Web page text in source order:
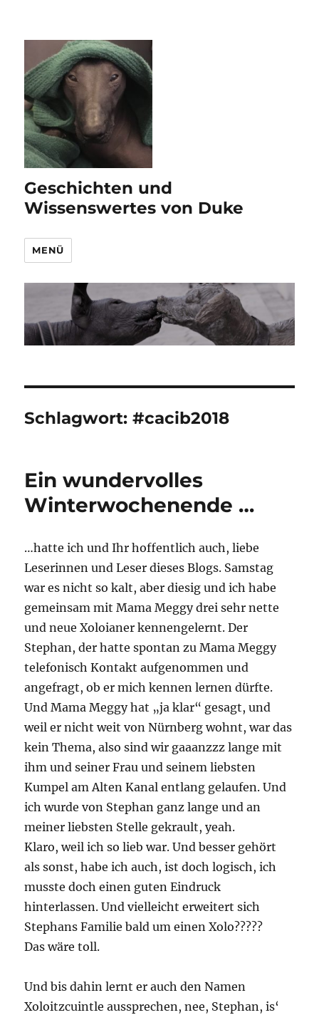
Geschichten und
Wissenswertes von Duke
MENÜ
Schlagwort:#cacib2018
Ein wundervolles
Winterwochenende …
…hatte ich und Ihr hoffentlich auch, liebe
Leserinnen und Leser dieses Blogs. Samstag
war es nicht so kalt, aber diesig und ich habe
gemeinsam mit Mama Meggy drei sehr nette
und neue Xoloianer kennengelernt. Der
Stephan, der hatte spontan zu Mama Meggy
telefonisch Kontakt aufgenommen und
angefragt, ob er mich kennen lernen dürfte.
Und Mama Meggy hat „ja klar“ gesagt, und
weil er nicht weit von Nürnberg wohnt, war das
kein Thema, also sind wir gaaanzzz lange mit
ihm und seiner Frau und seinem liebsten
Kumpel am Alten Kanal entlang gelaufen. Und
ich wurde von Stephan ganz lange und an
meiner liebsten Stelle gekrault, yeah.
Klaro, weil ich so lieb war. Und besser gehört
als sonst, habe ich auch, ist doch logisch, ich
musste doch einen guten Eindruck
hinterlassen. Und vielleicht erweitert sich
Stephans Familie bald um einen Xolo?????
Das wäre toll.
Und bis dahin lernt er auch den Namen
Xoloitzcuintle aussprechen, nee, Stephan, is‘